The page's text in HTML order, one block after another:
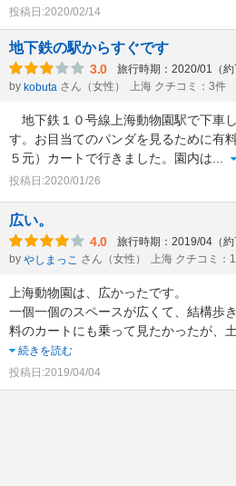
投稿日:2020/02/14
地下鉄の駅からすぐです
3.0 旅行時期：2020/01（約
by kobuta さん（女性） 上海 クチコミ：3件
地下鉄１０号線上海動物園駅で下車
す。お目当てのパンダを見るために有
５元）カートで行きました。園内は
投稿日:2020/01/26
広い。
4.0 旅行時期：2019/04（約
by やしまっこ さん（女性） 上海 クチコミ：
上海動物園は、広かったです。
一個一個のスペースが広くて、結構歩
料のカートにも乗って見たかったが、
続きを読む
投稿日:2019/04/04